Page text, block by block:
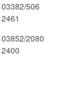
03382/506
2461
03852/2080
2400